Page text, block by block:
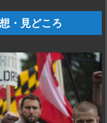
・見どころ